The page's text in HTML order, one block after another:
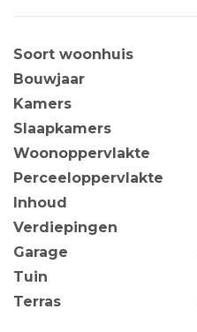
Soort woonhuis
Bouwjaar
Kamers
Slaapkamers
Woonoppervlakte
Perceeloppervlakte
Inhoud
Verdiepingen
Garage
Tuin
Terras